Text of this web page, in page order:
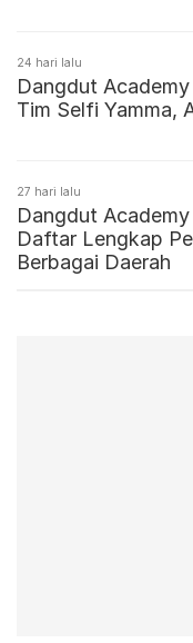
24 hari lalu
Dangdut
Tim Selfi Yamma,
27 hari lalu
Dangdut
Daftar Lengkap
Berbagai Daerah